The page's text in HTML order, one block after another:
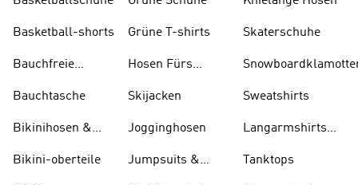
Basketball-shorts
Bauchfreie
Bauchtasche
Bikinihosen &
Bikini-oberteile
Grüne T-shirts
Hosen Fürs
Skijacken
Jogginghosen
Jumpsuits &
Skaterschuhe
Sweatshirts
Langarmshirts
Tanktops